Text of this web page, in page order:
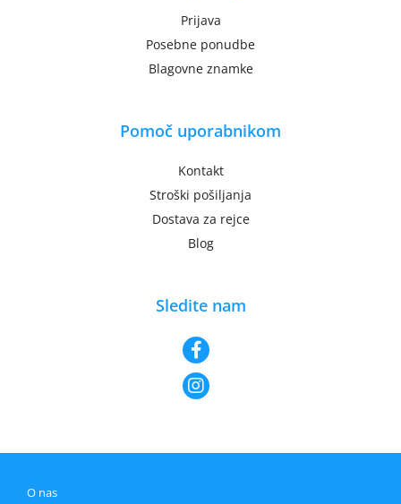
Prijava
Posebne ponudbe
Blagovne znamke
Pomoč uporabnikom
Kontakt
Stroški pošiljanja
Dostava za rejce
Blog
Sledite nam
O nas